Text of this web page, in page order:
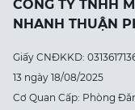
CÔNG TY TNHH
NHANH THUẬN
Giấy CNĐKKD:
13 ngày 18/08/2025
Cơ Quan Cấp: Phòng